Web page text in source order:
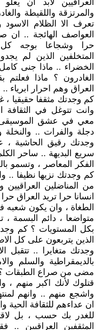
العراقيين لابد ان
والمرتزقة واللقيطة
تعرف الا الظلام
العواصف الهائجة .. ان
حرا وشجاعا بوجه كل
المتخلفين الذين لم
الخضراء .. ماذا جنى
الغادرون ؟ ماذا
العراق وهم احرار
كم وجدتك مثقفا حقيقيا ،
وانت تتوغل في الثقافة
معي في عشق الموسيقى
دجلة والفرات ..
وجدتك رقيق الحاشية ،
سريع البديهة .. ساحر
الفكر المعاصر ، وتسمو
كم وجدتك نزيها نظيفا
من المناضلين
انسانا حرا تريد العراق
الطغاة ، وان يكون
متواضعا ، دائم البسمة ،
بكل المستويات ؟ كم
الذين يتربعون على كل
وجدتك متغايرا .. تتقبل
بالديمقراطية والسلم
مضى من صراع الطبقات
قتلوك لأنك اكبر منهم
واشجع منهم .. وانهم
ان عداءهم للثقافة الحية
للغدر بك حسب ، بل
المثقفين العراقيين ..